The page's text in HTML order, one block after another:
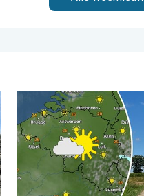
uploader. . . zaterdag
Fraai zomerweer om